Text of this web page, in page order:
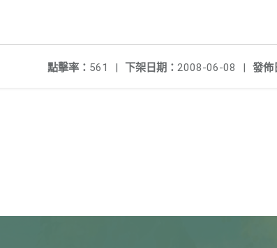
發佈
下架日期： 2008-06-08 |
點擊率： 561 |